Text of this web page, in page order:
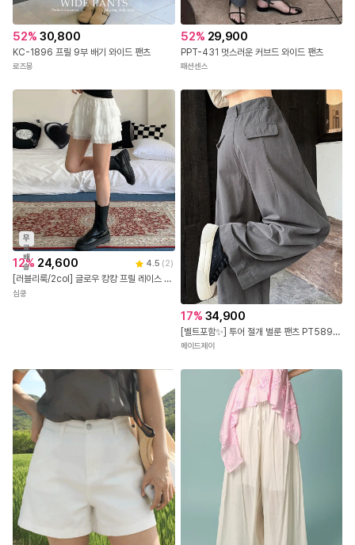
52% 30,800
KC-1896 프릴 9부 배기 와이드 팬츠
로즈몽
52% 29,900
PPT-431 멋스러운 커브드 와이드 팬츠
패션센스
무
료
배
송
12% 24,600 4.5 (2)
[러블리룩/2col] 글로우 캉캉 프릴 레이스 숏팬츠 치마 바지
심쿵
17% 34,900
[벨트포함✨] 투어 절개 벌룬 팬츠 PT5892봄 간절기 일자 와이드 기본 베이직 절개 밴딩 셔링 여행 휴가룩
메이드제이